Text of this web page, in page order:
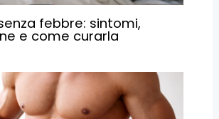
febbre: sintomi,
e come curarla